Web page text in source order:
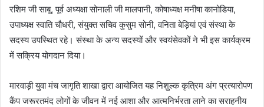
रशिम जी साबू, पूर्व अध्यक्षा सोनाली जी मालपानी, कोषाध्यक्ष मनीषा कानोडिया,
उपाध्यक्ष स्वाति चौधरी, संयुक्त सचिव कुसुम सोनी, वनिता बेड़ियां एवं संस्था के
सदस्य उपस्थित रहे। संस्था के अन्य सदस्यों और स्वयंसेवकों ने भी इस कार्यक्रम
में सक्रिय योगदान दिया।
मारवाड़ी युवा मंच जागृति शाखा द्वारा आयोजित यह निशुल्क कृत्रिम अंग प्रत्यारोपण
कैंप जरूरतमंद लोगों के जीवन में नई आशा और आत्मनिर्भरता लाने का सराहनीय